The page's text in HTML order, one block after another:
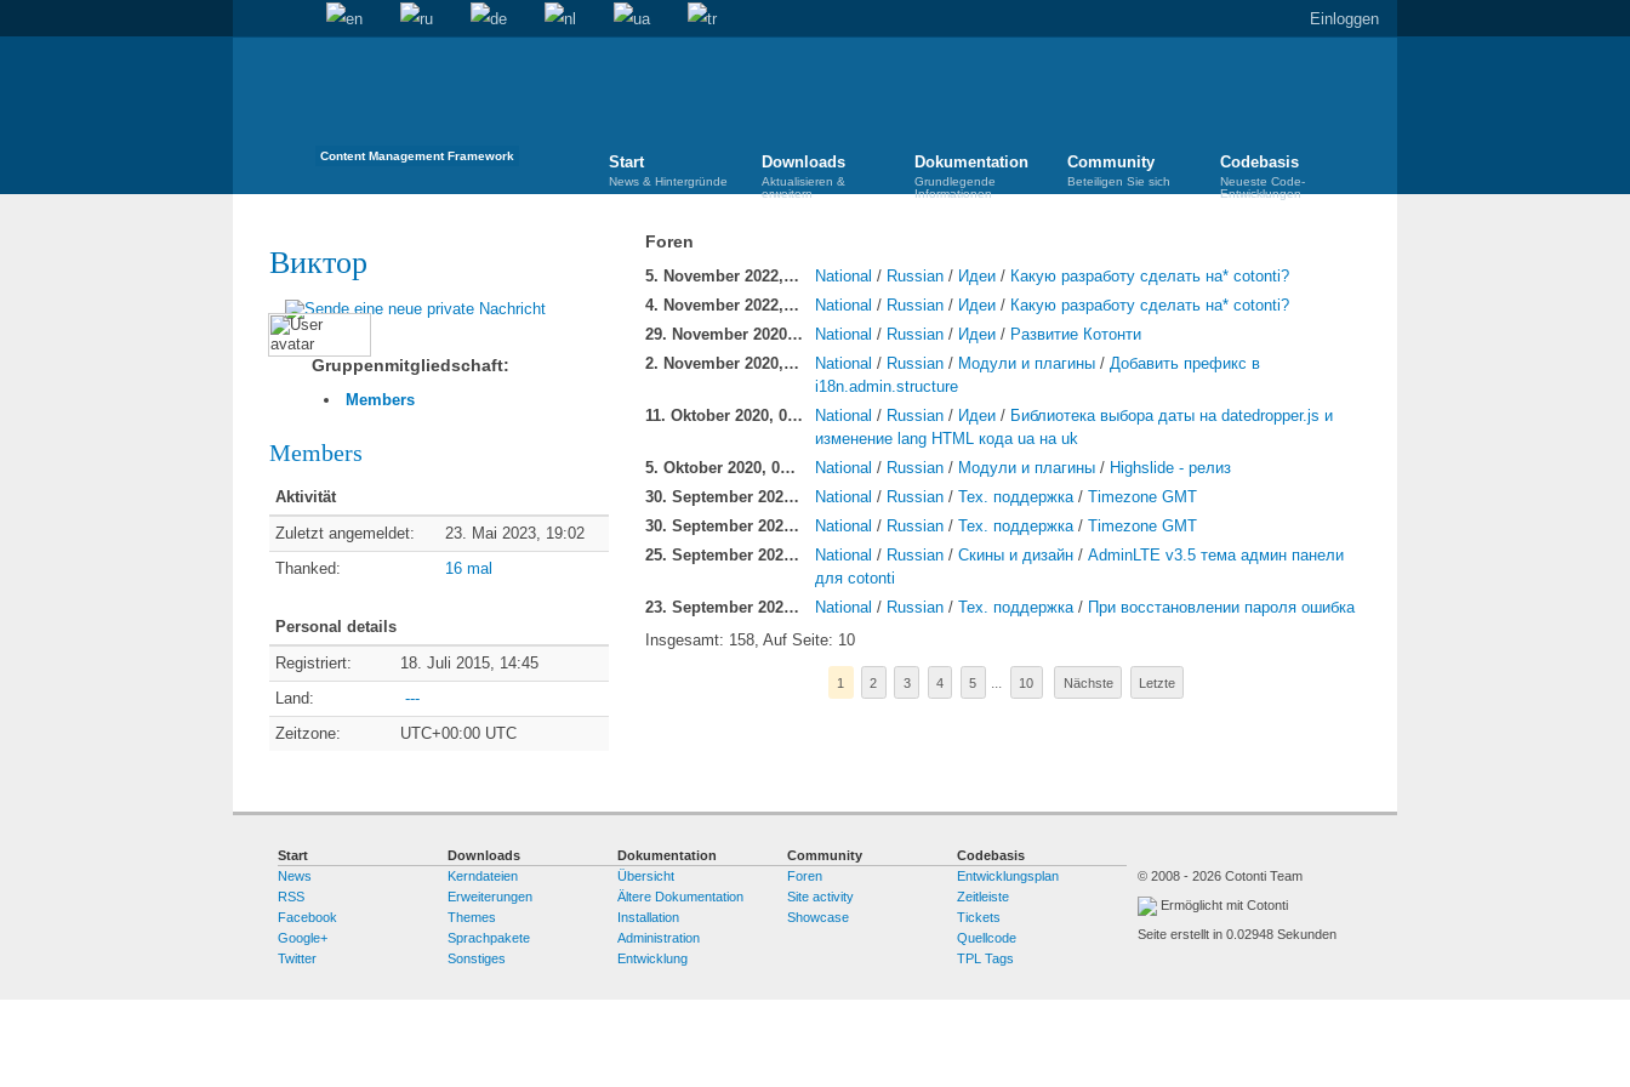
Einloggen
Content Management Framework Start
News & Hintergründe
Downloads
Aktualisieren &
erweitern
Dokumentation
Grundlegende
Informationen
Community
Beteiligen Sie sich
Codebasis
Neueste Code-
Entwicklungen
Виктор
Gruppenmitgliedschaft:
Members
Members
Aktivität
Zuletzt angemeldet:
23. Mai 2023, 19:02
Thanked:
16 mal
Personal details
Registriert:
18. Juli 2015, 14:45
Land:
---
Zeitzone:
UTC+00:00 UTC
Foren
5. November 2022, 20:10: National / Russian / Идеи / Какую разработу сделать на* cotonti?
4. November 2022, 19:25:
National / Russian / Идеи / Какую разработу сделать на* cotonti?
29. November 2020, 08:07:
National / Russian / Идеи / Развитие Котонти
2. November 2020, 18:33:
National / Russian / Модули и плагины / Добавить префикс в
i18n.admin.structure
11. Oktober 2020, 05:53:
National / Russian / Идеи / Библиотека выбора даты на datedropper.js и
изменение lang HTML кода ua на uk
5. Oktober 2020, 07:47:
National / Russian / Модули и плагины / Highslide - релиз
30. September 2020, 17:41:
National / Russian / Тех. поддержка/ Timezone GMT
30. September 2020, 17:20:
National / Russian / Тех. поддержка/ Timezone GMT
25. September 2020, 15:14:
National / Russian / Скины и дизайн / AdminLTE v3.5 тема админ панели
для cotonti
23. September 2020, 08:12:
National / Russian / Тех. поддержка/ При восстановлении пароля ошибка
Insgesamt: 158, Auf Seite: 10
1 2 3 4 5 10 Nächste Letzte
Start
News
RSS
Facebook
Google+
Twitter
Downloads
Kerndateien
Erweiterungen
Themes
Sprachpakete
Sonstiges
Dokumentation
Übersicht
Ältere Dokumentation
Installation
Administration
Entwicklung
Community
Foren
Site activity
Showcase
Codebasis
Entwicklungsplan
Zeitleiste
Tickets
Quellcode
TPL Tags
© 2008 - 2026 Cotonti Team
Ermöglicht mit Cotonti
Seite erstellt in 0.02948 Sekunden